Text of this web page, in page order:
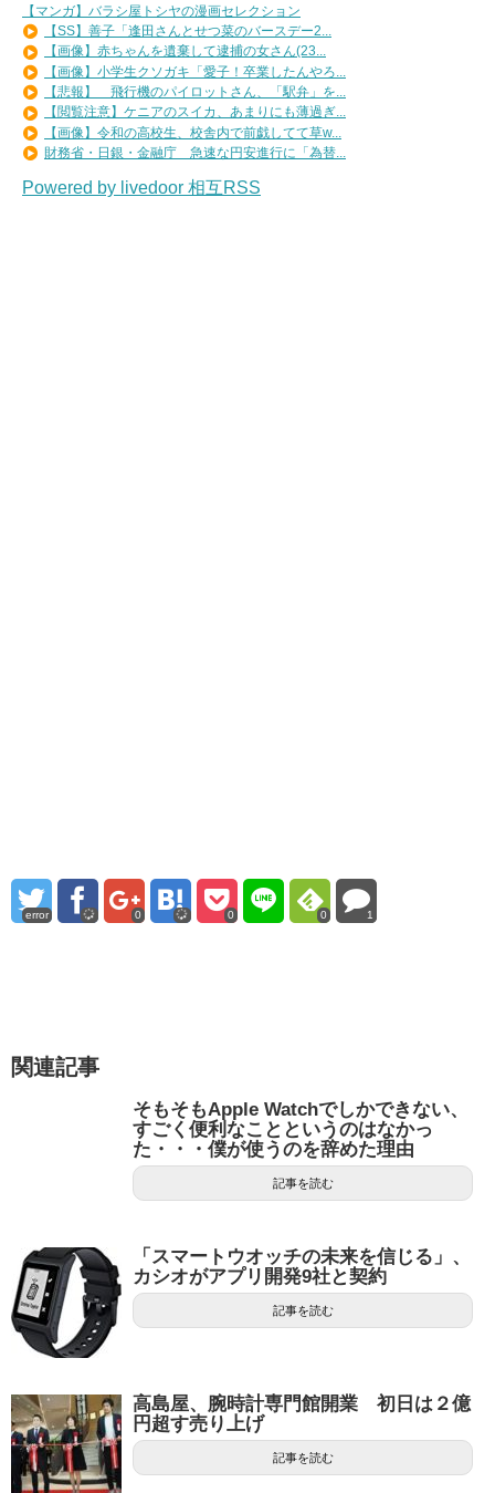
【マンガ】バラシ屋トシヤの漫画セレクション
【SS】善子「逢田さんとせつ菜のバースデー2...
【画像】赤ちゃんを遺棄して逮捕の女さん(23...
【画像】小学生クソガキ「愛子！卒業したんやろ...
【悲報】 飛行機のパイロットさん、「駅弁」を...
【閲覧注意】ケニアのスイカ、あまりにも薄過ぎ...
【画像】令和の高校生、校舎内で前戯してて草w...
財務省・日銀・金融庁 急速な円安進行に「為替...
Powered by livedoor 相互RSS
error 0 0 0 1
関連記事
そもそもApple Watchでしかできない、
すごく便利なことというのはなかっ
た・・・僕が使うのを辞めた理由
記事を読む
「スマートウオッチの未来を信じる」、
カシオがアプリ開発9社と契約
記事を読む
高島屋、腕時計専門館開業 初日は２億
円超す売り上げ
記事を読む